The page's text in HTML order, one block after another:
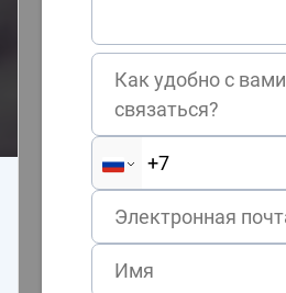
Как удобно с вами
связаться?